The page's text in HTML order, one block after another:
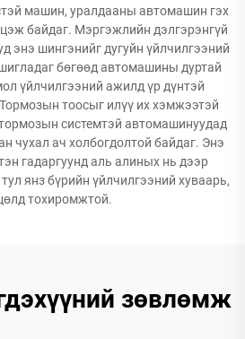
машин, уралдааны автомашин гэх
байдаг. Мэргэжлийн дэлгэрэнгүй
энэ шингэнийг дугуйн үйлчилгээний
бөгөөд автомашины дуртай
үйлчилгээний ажилд үр дүнтэй
тоосыг илүү их хэмжээтэй
тормозын системтэй автомашинуудад
чухал ач холбогдолтой байдаг. Энэ
гадаргуунд аль алиных нь дээр
янз бүрийн үйлчилгээний хуваарь,
тохиромжтой.
зөвлөмж